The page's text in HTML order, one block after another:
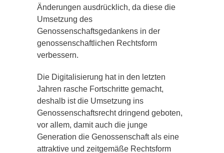
Änderungen ausdrücklich, da diese die
Umsetzung des
Genossenschaftsgedankens in der
genossenschaftlichen Rechtsform
verbessern.
Die Digitalisierung hat in den letzten
Jahren rasche Fortschritte gemacht,
deshalb ist die Umsetzung ins
Genossenschaftsrecht dringend geboten,
vor allem, damit auch die junge
Generation die Genossenschaft als eine
attraktive und zeitgemäße Rechtsform